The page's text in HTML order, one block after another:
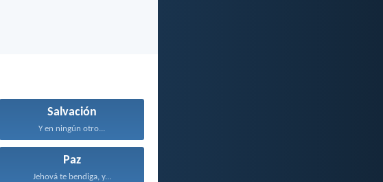
Salvación
Y en ningún otro...
Paz
Jehová te bendiga, y...